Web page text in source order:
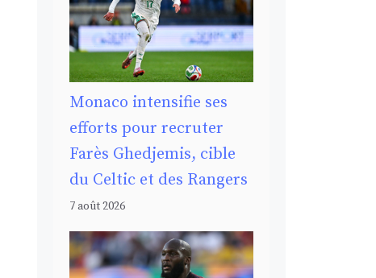
Monaco intensifie ses
efforts pour recruter
Farès Ghedjemis, cible
du Celtic et des Rangers
7 août 2026